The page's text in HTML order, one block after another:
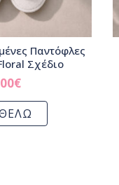
Παντόφλες
Σχέδιο
€